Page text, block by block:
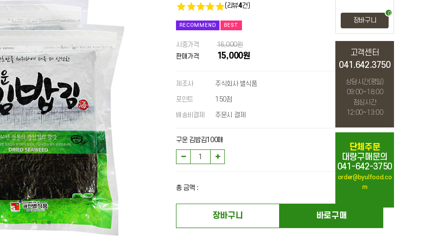
장바구니
0
고객센터
041.642.3750
상담시간(평일)
09:00~18:00
점심시간
12:00~13:00
단체주문
대량구매문의
041-642-3750
order@byulfood.co
m
(리뷰4건)
RECOMMEND BEST
시중가격
16,000원
판매가격
15,000원
제조사 주식회사 별식품
포인트 150점
배송비결제 주문시 결제
구운 김밥김100매
+0원
총 금액 : 15,000원
장바구니 바로구매